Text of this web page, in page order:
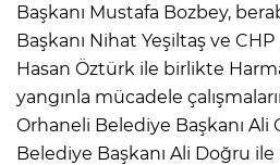
Başkanı Mustafa Bozbey,
Başkanı Nihat Yeşiltaş ve CHP
Hasan Öztürk ile birlikte
yangınla mücadele
Orhaneli Belediye Başkanı Ali
Belediye Başkanı Ali Doğru